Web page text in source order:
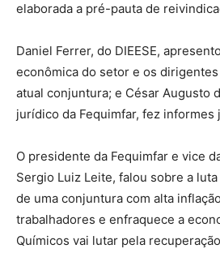
elaborada a pré-pauta de
Daniel Ferrer, do DIEESE,
econômica do setor e os
atual conjuntura; e César Augusto
jurídico da Fequimfar, fez informes
O presidente da Fequimfar e vice
Sergio Luiz Leite, falou sobre a
de uma conjuntura com alta
trabalhadores e enfraquece a
Químicos vai lutar pela